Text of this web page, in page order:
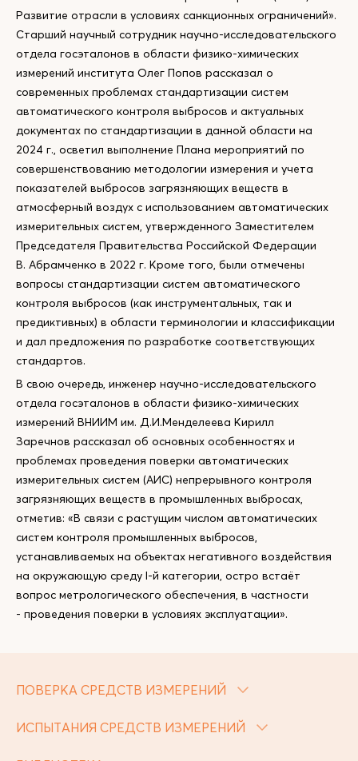
Развитие отрасли в условиях санкционных ограничений».
Старший научный сотрудник научно-исследовательского
отдела госэталонов в области физико-химических
измерений института Олег Попов рассказал о
современных проблемах стандартизации систем
автоматического контроля выбросов и актуальных
документах по стандартизации в данной области на
2024 г., осветил выполнение Плана мероприятий по
совершенствованию методологии измерения и учета
показателей выбросов загрязняющих веществ в
атмосферный воздух с использованием автоматических
измерительных систем, утвержденного Заместителем
Председателя Правительства Российской Федерации
В. Абрамченко в 2022 г. Кроме того, были отмечены
вопросы стандартизации систем автоматического
контроля выбросов (как инструментальных, так и
предиктивных) в области терминологии и классификации
и дал предложения по разработке соответствующих
стандартов.
В свою очередь, инженер научно-исследовательского
отдела госэталонов в области физико-химических
измерений ВНИИМ им. Д.И.Менделеева Кирилл
Заречнов рассказал об основных особенностях и
проблемах проведения поверки автоматических
измерительных систем (АИС) непрерывного контроля
загрязняющих веществ в промышленных выбросах,
отметив: «В связи с растущим числом автоматических
систем контроля промышленных выбросов,
устанавливаемых на объектах негативного воздействия
на окружающую среду I-й категории, остро встаёт
вопрос метрологического обеспечения, в частности
- проведения поверки в условиях эксплуатации».
ПОВЕРКА СРЕДСТВ ИЗМЕРЕНИЙ
ИСПЫТАНИЯ СРЕДСТВ ИЗМЕРЕНИЙ